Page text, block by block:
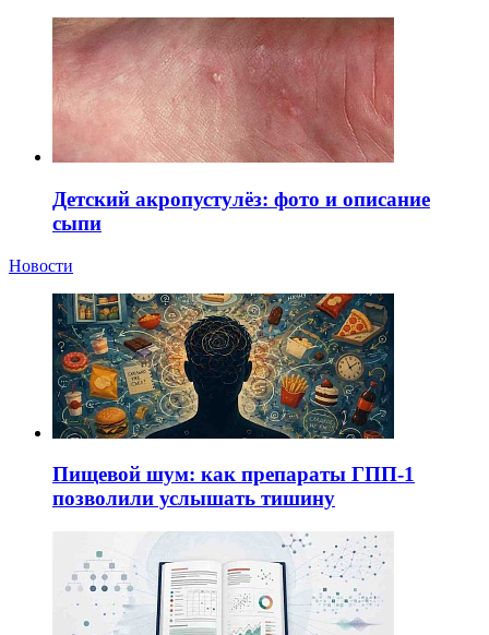
Детский акропустулёз: фото и описание
сыпи
Новости
Пищевой шум: как препараты ГПП-1
позволили услышать тишину